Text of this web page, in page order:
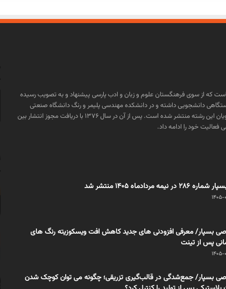
“بسپار” برابرنهاده واژه Polymer است که از سوی فرهنگستان علوم و زبان و ادب پارسی پیشنهاد و به تصویب رسیده
دانشجویی داشته و در دانشکده مهندسی پلیمر و رنگ دانشگاه صنعتی
امیرکبیر توسط گروهی از دانشجویان این رشته منتشر شده است. پس از آن در سال ۱۳۷۶ با دریافت مجوز انتشار بین
فعالیت خود را ادامه داد.
در نیمه مردادماه 1405 منتشر شد
بسپار/ معرفی افزودنی های جدید کاهش افت ویسکوزیته رنگ های
پس از تینت
بسپار/ جمع‌شدگی در قالب‌گیری تزریقی؛ چگونه می توان کوچک شدن